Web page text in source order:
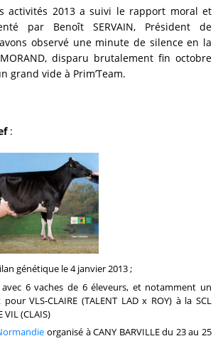
activités 2013 a suivi le rapport moral et
par Benoît SERVAIN, Président de
avons observé une minute de silence en la
disparu brutalement fin octobre
grand vide à Prim’Team.
:
génétique le 4 janvier 2013 ;
avec 6 vaches de 6 éleveurs, et notamment un
VLS-CLAIRE (TALENT LAD x ROY) à la SCL
VIL (CLAIS)
organisé à CANY BARVILLE du 23 au 25